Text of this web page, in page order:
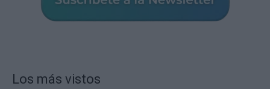
Los más vistos